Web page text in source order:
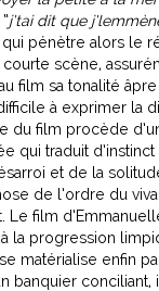
j’tai dit que
pénètre alors le
scène,
film sa tonalité
à exprimer la
du film procède
qui traduit
et de la
de l’ordre du
Le film
la progression
matérialise enfin
banquier conciliant,